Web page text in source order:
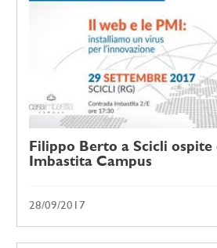
Filippo Berto a Scicli ospite
Imbastita Campus
28/09/2017